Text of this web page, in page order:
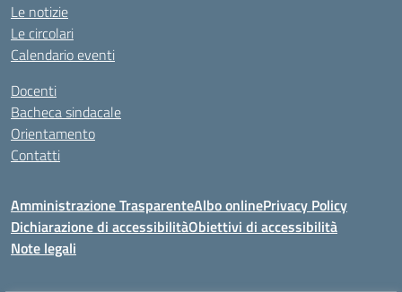
Le notizie
Le circolari
Calendario eventi
Docenti
Bacheca sindacale
Orientamento
Contatti
Amministrazione TrasparenteAlbo onlinePrivacy Policy
Dichiarazione di accessibilitàObiettivi di accessibilità
Note legali